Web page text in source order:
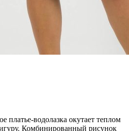
платье-водолазка окутает теплом
Комбинированный рисунок